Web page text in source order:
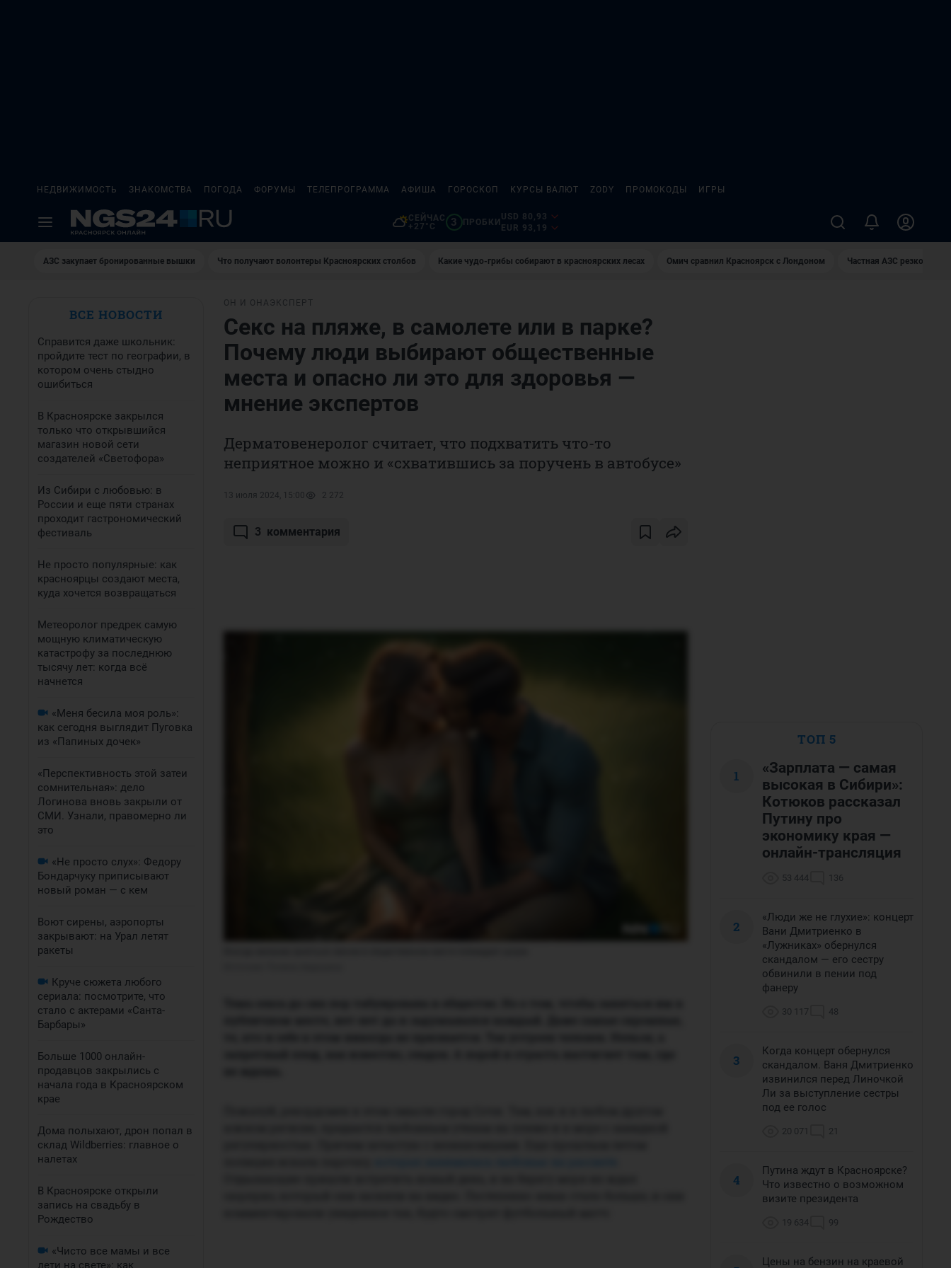
НЕДВИЖИМОСТЬ ЗНАКОМСТВА ПОГОДА ФОРУМЫ ТЕЛЕПРОГРАММА АФИША ГОРОСКОП КУРСЫ ВАЛЮТ ZODY ПРОМОКОДЫ ИГРЫ
СЕЙЧАС
+27°C
3 ПРОБКИ
USD 80,93
EUR 93,19
AЗС закупает бронированные вышки Что получают волонтеры Красноярских столбов Какие чудо-грибы собирают в красноярских лесах Омич сравнил Красноярск с Лондоном Частная АЗС резко
ВСЕ НОВОСТИ
Справится даже школьник:
пройдите тест по географии, в
котором очень стыдно
ошибиться
В Красноярске закрылся
только что открывшийся
магазин новой сети
создателей «Светофора»
Из Сибири с любовью: в
России и еще пяти странах
проходит гастрономический
фестиваль
Не просто популярные: как
красноярцы создают места,
куда хочется возвращаться
Метеоролог предрек самую
мощную климатическую
катастрофу за последнюю
тысячу лет: когда всё
начнется
«Меня бесила моя роль»:
как сегодня выглядит Пуговка
из «Папиных дочек»
«Перспективность этой затеи
сомнительная»: дело
Логинова вновь закрыли от
СМИ. Узнали, правомерно ли
это
«Не просто слух»: Федору
Бондарчуку приписывают
новый роман — с кем
Воют сирены, аэропорты
закрывают: на Урал летят
ракеты
Круче сюжета любого
сериала: посмотрите, что
стало с актерами «Санта-
Барбары»
Больше 1000 онлайн-
продавцов закрылись с
начала года в Красноярском
крае
Дома полыхают, дрон попал в
склад Wildberries: главное о
налетах
В Красноярске открыли
запись на свадьбу в
Рождество
«Чисто все мамы и все
дети на свете»: как
ОН И ОНА ЭКСПЕРТ
Секс на пляже, в самолете или в парке?
Почему люди выбирают общественные
места и опасно ли это для здоровья —
мнение экспертов
Дерматовенеролог считает, что подхватить что-то
неприятное можно и «схватившись за поручень в автобусе»
13 июля 2024, 15:00 2 272
3 комментария
ТОП 5
1
«Зарплата — самая
высокая в Сибири»:
Котюков рассказал
Путину про
экономику края —
онлайн-трансляция
53 444 136
2
«Люди же не глухие»: концерт
Вани Дмитриенко в
«Лужниках» обернулся
скандалом — его сестру
обвинили в пении под
фанеру
30 117 48
3
Когда концерт обернулся
скандалом. Ваня Дмитриенко
извинился перед Линочкой
Ли за выступление сестры
под ее голос
20 071 21
4
Путина ждут в Красноярске?
Что известно о возможном
визите президента
19 634 99
Цены на бензин на краевой